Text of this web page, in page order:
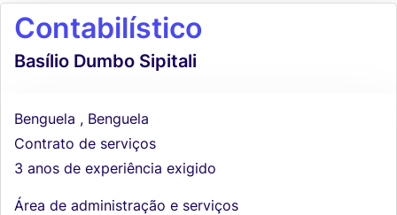
Contabilístico
Basílio Dumbo Sipitali
Benguela , Benguela
Contrato de serviços
3 anos de experiência exigido
Área de administração e serviços